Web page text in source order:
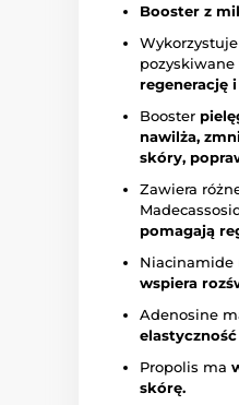
Booster z
pozyskiwane
regenerację
Booster
nawilża,
skóry,
Zawiera
pomagają
Niacinamide
wspiera
Adenosine
Propolis ma
skórę.